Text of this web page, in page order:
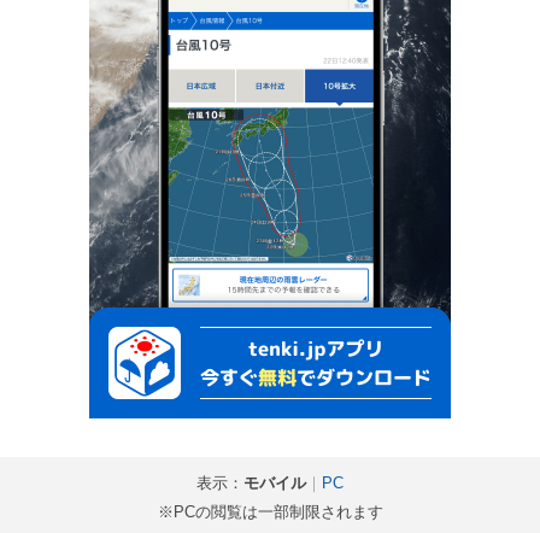
表示： モバイル｜ PC
※PCの閲覧は一部制限されます